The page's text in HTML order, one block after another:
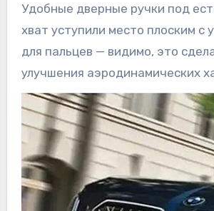
Удобные дверные ручки под
хват уступили место плоским с
для пальцев — видимо, это
улучшения аэродинамических